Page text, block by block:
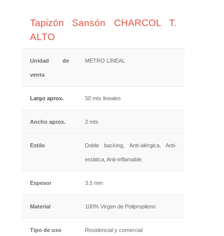
Tapizón Sansón CHARCOL T.
ALTO
Unidad de
venta
METRO LINEAL
Largo aprox. 50 mts lineales
Ancho aprox. 2 mts
Estilo Doble backing, Anti-alérgica, Anti-
estática, Anti-inflamable.
Espesor 3.5 mm
Material 100% Virgen de Polipropileno
Tipo de uso Residencial y comercial